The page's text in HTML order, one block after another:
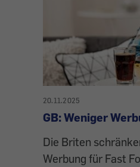
20.11.2025
GB: Weniger
Die Briten
Werbung für Fast